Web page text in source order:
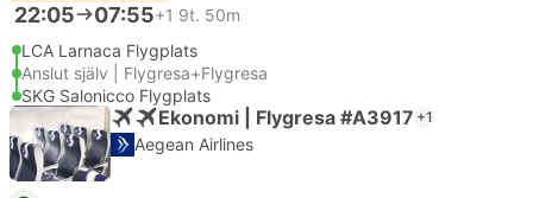
22:05 07:55+1 9t. 50m
LCA Larnaca Flygplats
Anslut själv | Flygresa+Flygresa
SKG Salonicco Flygplats
Ekonomi | Flygresa #A3917 +1
Aegean Airlines